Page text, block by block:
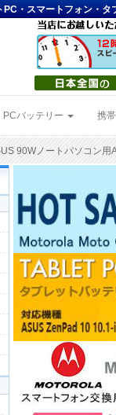
・スマートフォン・タ
PCバッテリー 携
90Wノートパソコン用